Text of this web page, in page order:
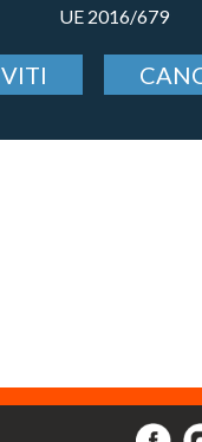
UE 2016/679